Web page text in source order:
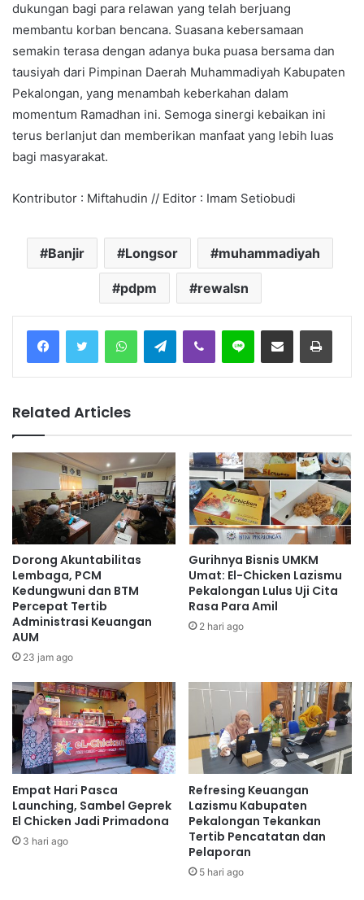
dukungan bagi para relawan yang telah berjuang
membantu korban bencana. Suasana kebersamaan
semakin terasa dengan adanya buka puasa bersama dan
tausiyah dari Pimpinan Daerah Muhammadiyah Kabupaten
Pekalongan, yang menambah keberkahan dalam
momentum Ramadhan ini. Semoga sinergi kebaikan ini
terus berlanjut dan memberikan manfaat yang lebih luas
bagi masyarakat.
Kontributor : Miftahudin // Editor : Imam Setiobudi
Banjir Longsor muhammadiyah
pdpm rewalsn
Telegram
Related Articles
Dorong Akuntabilitas
Lembaga, PCM
Kedungwuni dan BTM
Percepat Tertib
Administrasi Keuangan
AUM
23 jam ago
Gurihnya Bisnis UMKM
Umat: El-Chicken Lazismu
Pekalongan Lulus Uji Cita
Rasa Para Amil
2 hari ago
Empat Hari Pasca
Launching, Sambel Geprek
El Chicken Jadi Primadona
3 hari ago
Refresing Keuangan
Lazismu Kabupaten
Pekalongan Tekankan
Tertib Pencatatan dan
Pelaporan
5 hari ago